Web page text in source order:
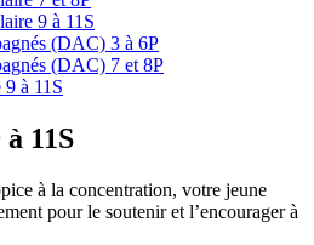
9 à 11S
(DAC) 3 à 6P
(DAC) 7 et 8P
9 à 11S
à 11S
à la concentration, votre jeune
pour le soutenir et l’encourager à